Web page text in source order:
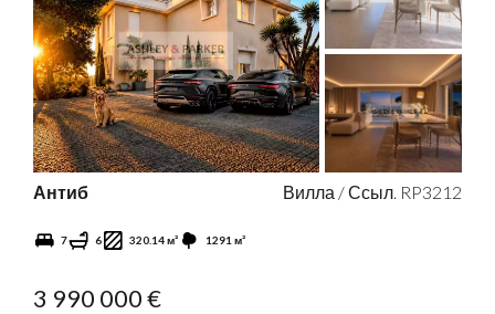
Антиб Вилла / Ссыл. RP3212
7 6 320.14 м² 1291 м²
3 990 000 €